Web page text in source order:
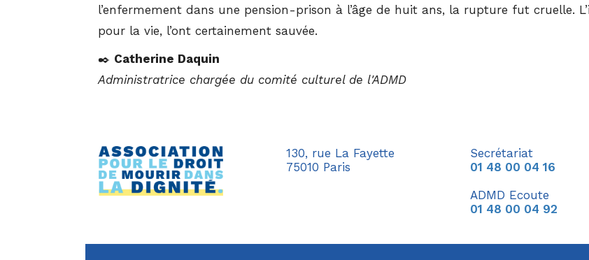
l’enfermement dans une pension-prison à l’âge de huit ans, la rupture fut cruelle.
pour la vie, l’ont certainement sauvée.
✒️ Catherine Daquin
Administratrice chargée du comité culturel de l'ADMD
130, rue La Fayette
75010 Paris
Secrétariat
01 48 00 04 16
ADMD Ecoute
01 48 00 04 92